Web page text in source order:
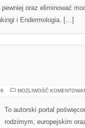
oraz eliminować
i Endermologia. […]
MOŻLIWOŚĆ
To autorski portal
rodzimym, europejskim